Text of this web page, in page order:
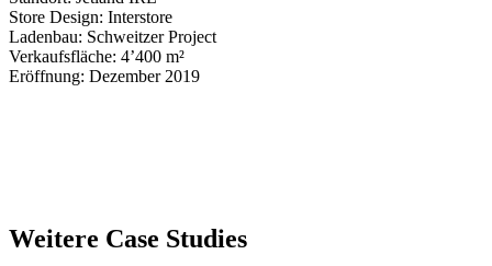
Store Design: Interstore
Ladenbau: Schweitzer Project
Verkaufsfläche: 4’400 m²
Eröffnung: Dezember 2019
Weitere Case Studies